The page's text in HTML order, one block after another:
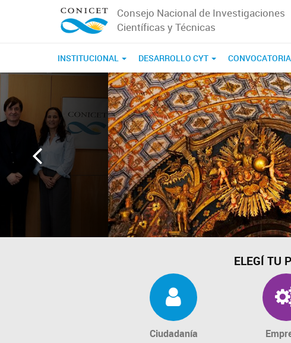
Consejo Nacional de Investigaciones
Científicas y Técnicas
INSTITUCIONAL DESARROLLO CYT
Página
de
inicio
de
CONICET
ELEGÍ TU
Ciudadanía